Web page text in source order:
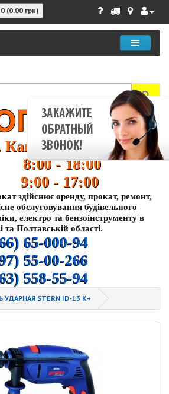
(0.00 грн)
37
- 18:00
- 17:00
здійснює оренду, прокат, ремонт,
обслуговування будівельного
електро та бензоінструменту в
та Полтавській області.
65-000-94
55-00-266
558-55-94
УДАРНАЯ STERN ID-13 K+